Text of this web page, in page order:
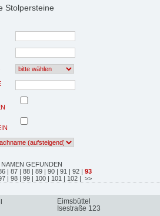
Stolpersteine
NAMEN GEFUNDEN
| 87 | 88 | 89 | 90 | 91 | 92 | 93
| 98 | 99 | 100 | 101 | 102 | >>
Eimsbüttel
Isestraße 123